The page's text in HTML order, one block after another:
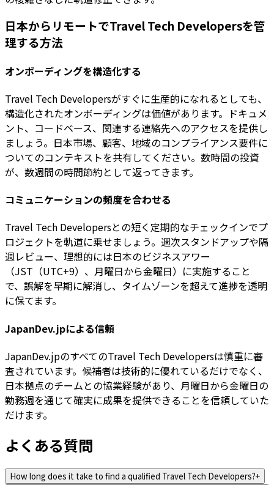
日本からリモートでTravel Tech Developersを管
理する方法
オンボーディングを構造化する
Travel Tech Developersがすぐに生産的になれるとしても、
構造化されたオンボーディングは価値があります。ドキュメ
ント、コードベース、関連する連絡先へのアクセスを提供し
ましょう。日本市場、顧客、地域のコンプライアンス要件に
ついてのコンテキストを共有してください。数時間の投資
が、数週間の時間節約として返ってきます。
コミュニケーションの頻度を合わせる
Travel Tech Developersとの短く定期的なチェックインでプ
ロジェクトを軌道に乗せましょう。週次スタンドアップや隔
週レビュー、理想的には日本のビジネスアワー
（JST（UTC+9）、月曜日から金曜日）に実施すること
で、誤解を早期に解消し、タイムゾーンを超えて進捗を透明
に保てます。
JapanDev.jpによる信頼
JapanDev.jpのすべてのTravel Tech Developersは慎重に審
査されています。候補者は技術的に優れているだけでなく、
日本拠点のチームとの協業経験があり、月曜日から金曜日の
勤務週を通じて確実に成果を提供できることを信頼していた
だけます。
よくある質問
How long does it take to find a qualified Travel Tech Developers?+